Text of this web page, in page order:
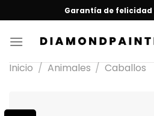
Garantía de felicidad
Inicio / Animales / Caballos